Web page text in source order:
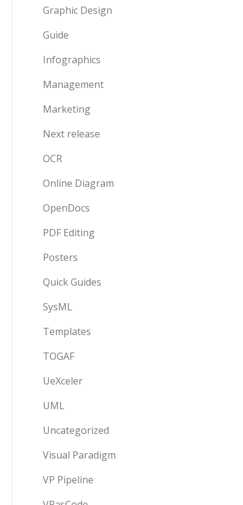
Graphic Design
Guide
Infographics
Management
Marketing
Next release
OCR
Online Diagram
OpenDocs
PDF Editing
Posters
Quick Guides
SysML
Templates
TOGAF
UeXceler
UML
Uncategorized
Visual Paradigm
VP Pipeline